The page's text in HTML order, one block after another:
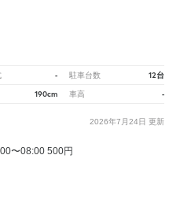
- 駐車台数 12台
190cm 車高 -
2026年7月24日 更新
〜08:00 500円